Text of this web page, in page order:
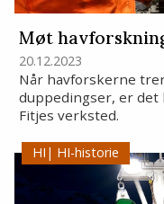
Møt
20.12.2023
Når havforskerne
duppedingser, er det
Fitjes verksted.
HI-historie